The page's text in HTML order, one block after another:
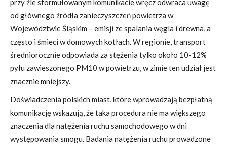
przy źle sformułowanym komunikacie wręcz odwraca uwagę
od głównego źródła zanieczyszczeń powietrza w
Województwie Śląskim – emisji ze spalania węgla i drewna, a
często i śmieci w domowych kotłach. W regionie, transport
średniorocznie odpowiada za stężenia tylko około 10-12%
pyłu zawieszonego PM10 w powietrzu, w zimie ten udział jest
znacznie mniejszy.
Doświadczenia polskich miast, które wprowadzają bezpłatną
komunikację wskazują, że taka procedura nie ma większego
znaczenia dla natężenia ruchu samochodowego w dni
występowania smogu. Badania natężenia ruchu prowadzone